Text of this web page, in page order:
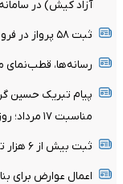
آزاد کیش) در سامانه
ثبت ۵۸ پرواز در فرودگاه بین‌المللی کیش درهفته گدشته
رسانه‌ها،
پیام تبریک حسین
مناسبت ۱۷ مرداد؛ روز خبرنگار
ثبت بیش از ۶ هزار تردد در مسیر دریایی کیش در هفته گذشته
اعمال عوارض برای